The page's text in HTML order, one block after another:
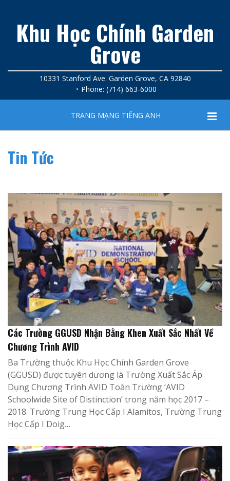
Khu Học Chính Garden
Grove
10331 Stanford Ave. Garden Grove, CA 92840
Phone: (714) 663-6000
TRANG MẠNG TIẾNG ANH
Tin Tức
Các Trường GGUSD Nhận Bằng Khen Xuất Sắc Nhất Về
Chương Trình AVID
Ba Trường thuộc Khu Học Chính Garden Grove
(GGUSD) được tuyên dương là Trường Xuất Sắc Áp
Dụng Chương Trình AVID Toàn Trường ‘AVID
Schoolwide Site of Distinction’ trong năm học 2017 –
2018. Trường Trung Học Cấp I Alamitos, Trường Trung
Học Cấp I Doig…